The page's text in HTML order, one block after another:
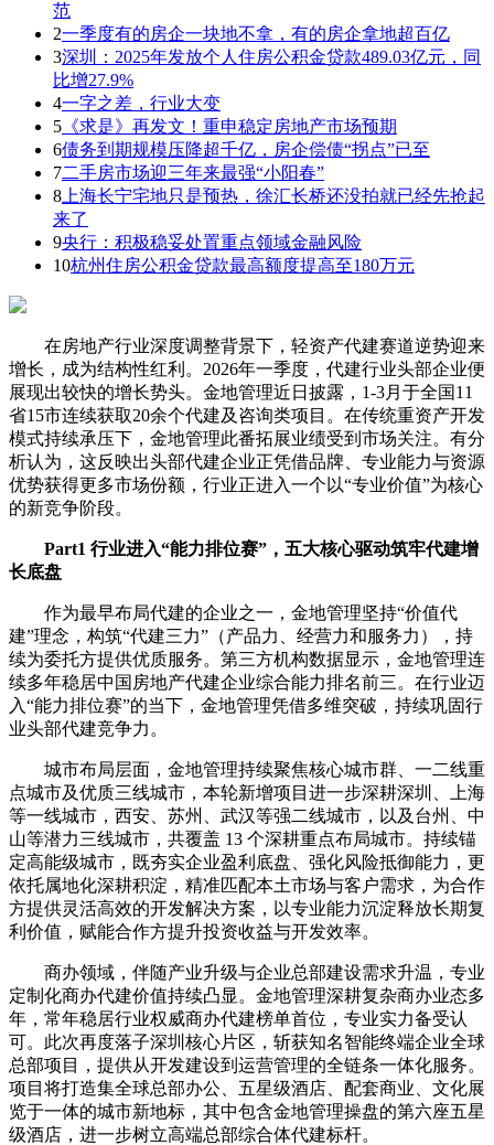
范
2一季度有的房企一块地不拿，有的房企拿地超百亿
3深圳：2025年发放个人住房公积金贷款489.03亿元，同
比增27.9%
4一字之差，行业大变
5 《求是》再发文！重申稳定房地产市场预期
6债务到期规模压降超千亿，房企偿债“拐点”已至
7二手房市场迎三年来最强“小阳春”
8 上海长宁宅地只是预热，徐汇长桥还没拍就已经先抢起
来了
9央行：积极稳妥处置重点领域金融风险
10杭州住房公积金贷款最高额度提高至180万元
在房地产行业深度调整背景下，轻资产代建赛道逆势迎来
增长，成为结构性红利。2026年一季度，代建行业头部企业便
展现出较快的增长势头。金地管理近日披露，1-3月于全国11
省15市连续获取20余个代建及咨询类项目。在传统重资产开发
模式持续承压下，金地管理此番拓展业绩受到市场关注。有分
析认为，这反映出头部代建企业正凭借品牌、专业能力与资源
优势获得更多市场份额，行业正进入一个以“专业价值”为核心
的新竞争阶段。
Part1 行业进入“能力排位赛”，五大核心驱动筑牢代建增
长底盘
作为最早布局代建的企业之一，金地管理坚持“价值代
建”理念，构筑“代建三力”（产品力、经营力和服务力），持
续为委托方提供优质服务。第三方机构数据显示，金地管理连
续多年稳居中国房地产代建企业综合能力排名前三。在行业迈
入“能力排位赛”的当下，金地管理凭借多维突破，持续巩固行
业头部代建竞争力。
城市布局层面，金地管理持续聚焦核心城市群、一二线重
点城市及优质三线城市，本轮新增项目进一步深耕深圳、上海
等一线城市，西安、苏州、武汉等强二线城市，以及台州、中
山等潜力三线城市，共覆盖 13 个深耕重点布局城市。持续锚
定高能级城市，既夯实企业盈利底盘、强化风险抵御能力，更
依托属地化深耕积淀，精准匹配本土市场与客户需求，为合作
方提供灵活高效的开发解决方案，以专业能力沉淀释放长期复
利价值，赋能合作方提升投资收益与开发效率。
商办领域，伴随产业升级与企业总部建设需求升温，专业
定制化商办代建价值持续凸显。金地管理深耕复杂商办业态多
年，常年稳居行业权威商办代建榜单首位，专业实力备受认
可。此次再度落子深圳核心片区，斩获知名智能终端企业全球
总部项目，提供从开发建设到运营管理的全链条一体化服务。
项目将打造集全球总部办公、五星级酒店、配套商业、文化展
览于一体的城市新地标，其中包含金地管理操盘的第六座五星
级酒店，进一步树立高端总部综合体代建标杆。